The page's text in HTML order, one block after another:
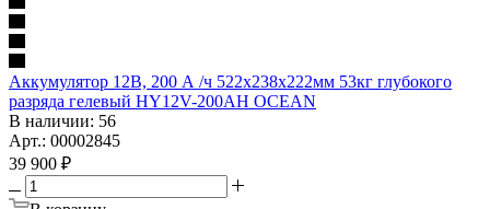
Аккумулятор 12В, 200 А /ч 522х238х222мм 53кг глубокого
разряда гелевый HY12V-200AH OCEAN
В наличии: 56
Арт.: 00002845
39 900 ₽